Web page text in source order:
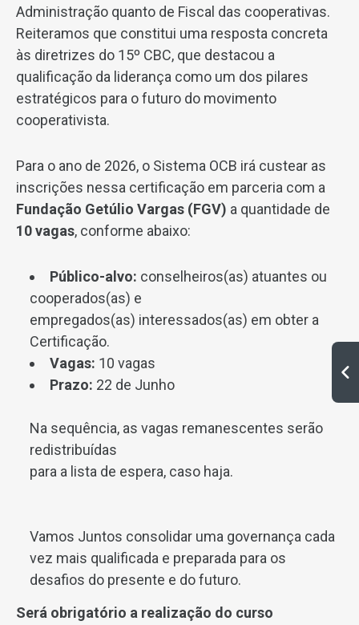
Administração quanto de Fiscal das cooperativas.
Reiteramos que constitui uma resposta concreta
às diretrizes do 15º CBC, que destacou a
qualificação da liderança como um dos pilares
estratégicos para o futuro do movimento
cooperativista.
Para o ano de 2026, o Sistema OCB irá custear as
inscrições nessa certificação em parceria com a
Fundação Getúlio Vargas (FGV) a quantidade de
10 vagas, conforme abaixo:
Público-alvo: conselheiros(as) atuantes ou
cooperados(as) e
empregados(as) interessados(as) em obter a
Certificação.
Vagas: 10 vagas
Prazo: 22 de Junho
Na sequência, as vagas remanescentes serão
redistribuídas
para a lista de espera, caso haja.
Vamos Juntos consolidar uma governança cada
vez mais qualificada e preparada para os
desafios do presente e do futuro.
Será obrigatório a realização do curso